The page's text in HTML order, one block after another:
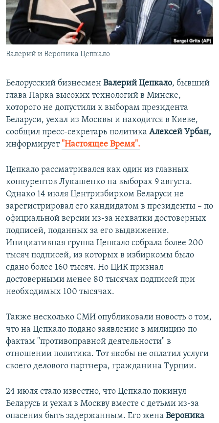
ПОБЕДИТЕЛЕЙ НЕ СУДЯТ?
КРЫМ.НЕПОКОРЕННЫЙ
УКРАИНСКАЯ ПРОБЛЕМА КРЫМА
ПРИСОЕДИНЯЙТЕСЬ!
Валерий и Вероника Цепкало
Белорусский бизнесмен Валерий Цепкало, бывший
глава Парка высоких технологий в Минске,
которого не допустили к выборам президента
Беларуси, уехал из Москвы и находится в Киеве,
сообщил пресс-секретарь политика Алексей Урбан,
информирует "Настоящее Время".
Цепкало рассматривался как один из главных
конкурентов Лукашенко на выборах 9 августа.
Однако 14 июля Центризбирком Беларуси не
зарегистрировал его кандидатом в президенты – по
официальной версии из-за нехватки достоверных
подписей, поданных за его выдвижение.
Инициативная группа Цепкало собрала более 200
тысяч подписей, из которых в избиркомы было
сдано более 160 тысяч. Но ЦИК признал
достоверными менее 80 тысячах подписей при
необходимых 100 тысячах.
Также несколько СМИ опубликовали новость о том,
что на Цепкало подано заявление в милицию по
фактам "противоправной деятельности" в
отношении политика. Тот якобы не оплатил услуги
своего делового партнера, гражданина Турции.
24 июля стало известно, что Цепкало покинул
Беларусь и уехал в Москву вместе с детьми из-за
опасения быть задержанным. Его жена Вероника